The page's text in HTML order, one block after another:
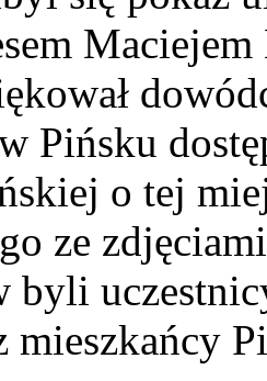
Pińsku
o tej
ze
byli
mieszkańcy